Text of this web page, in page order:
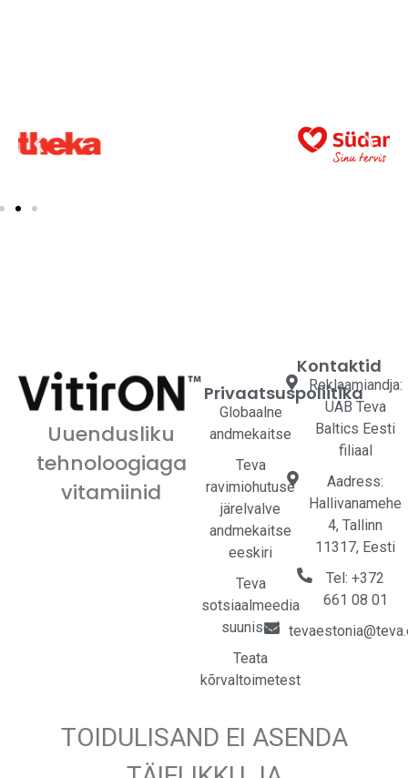
Uuendusliku
tehnoloogiaga
vitamiinid
Privaatsuspoliitika
Globaalne
andmekaitse
Teva
ravimiohutuse
järelvalve
andmekaitse
eeskiri
Teva
sotsiaalmeedia
suunised
Teata
kõrvaltoimetest
Kontaktid
Reklaamiandja:
UAB Teva
Baltics Eesti
filiaal
Aadress:
Hallivanamehe
4, Tallinn
11317, Eesti
Tel: +372
661 08 01
TOIDULISAND EI ASENDA